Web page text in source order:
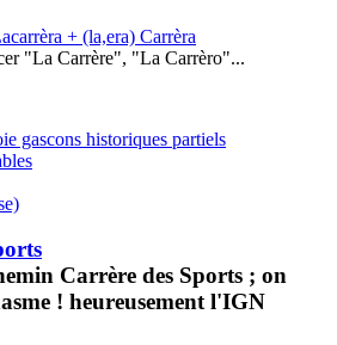
+ (la,era) Carrèra
"La Carrère", "La Carrèro"...
gascons historiques partiels
Carrère des Sports ; on
! heureusement l'IGN